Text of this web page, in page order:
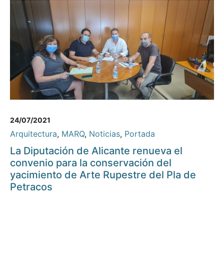
24/07/2021
Arquitectura, MARQ, Noticias, Portada
La Diputación de Alicante renueva el
convenio para la conservación del
yacimiento de Arte Rupestre del Pla de
Petracos